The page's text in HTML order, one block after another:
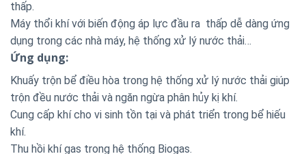
thấp.
Máy thổi khí với biến động áp lực đầu ra thấp dễ dàng ứng
dụng trong các nhà máy, hệ thống xử lý nước thải…
Ứng dụng:
Khuấy trộn bể điều hòa trong hệ thống xử lý nước thải giúp
trộn đều nước thải và ngăn ngừa phân hủy kị khí.
Cung cấp khí cho vi sinh tồn tại và phát triển trong bể hiếu
khí.
Thu hồi khí gas trong hệ thống Biogas.